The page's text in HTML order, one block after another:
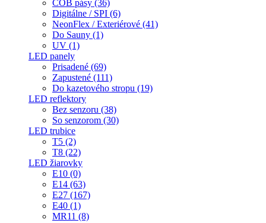
COB pásy (36)
Digitálne / SPI (6)
NeonFlex / Exteriérové (41)
Do Sauny (1)
UV (1)
LED panely
Prisadené (69)
Zapustené (111)
Do kazetového stropu (19)
LED reflektory
Bez senzoru (38)
So senzorom (30)
LED trubice
T5 (2)
T8 (22)
LED žiarovky
E10 (0)
E14 (63)
E27 (167)
E40 (1)
MR11 (8)